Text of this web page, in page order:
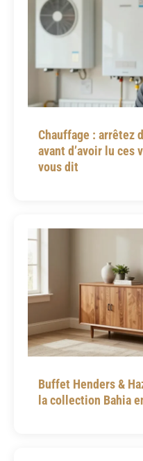
Chauffage : arrêtez
avant d’avoir lu ces
vous dit
Buffet Henders &
la collection Bahia